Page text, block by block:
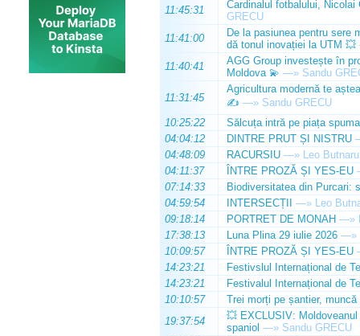
11:45:31
Cardinalul fotbalului,
GRECU
11:41:00
De la pasiunea pentru sere
dă tonul inovației la UTM 💥
11:40:41
AGG Group investește în
Moldova 💫 —» Sandu
11:31:45
Agricultura modernă te
✍️ —» Sandu GRECU
10:25:22
Sălcuța intră pe piața
04:04:12
DINTRE PRUT ȘI NISTRU
04:48:09
RACURSIU —» Leo Butnaru
04:11:37
ÎNTRE PROZĂ ȘI YES-EU
07:14:33
Biodiversitatea din Purcari:
04:59:54
INTERSECȚII —» Leo
09:18:14
PORTRET DE MONAH —»
17:38:13
Luna Plina 29 iulie 2026 —»
10:09:57
ÎNTRE PROZĂ ȘI YES-EU
14:23:21
Festivslul Internațional de
14:23:21
Festivalul Internațional de
10:10:57
Trei morți pe șantier, muncă
19:37:54
💥 EXCLUSIV:
spaniol —» Sandu GRECU